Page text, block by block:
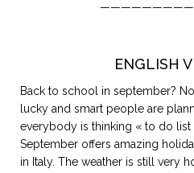
ENGLISH
Back to school in september?
lucky and smart people are
everybody is thinking « to do list
September offers amazing
in Italy. The weather is still very